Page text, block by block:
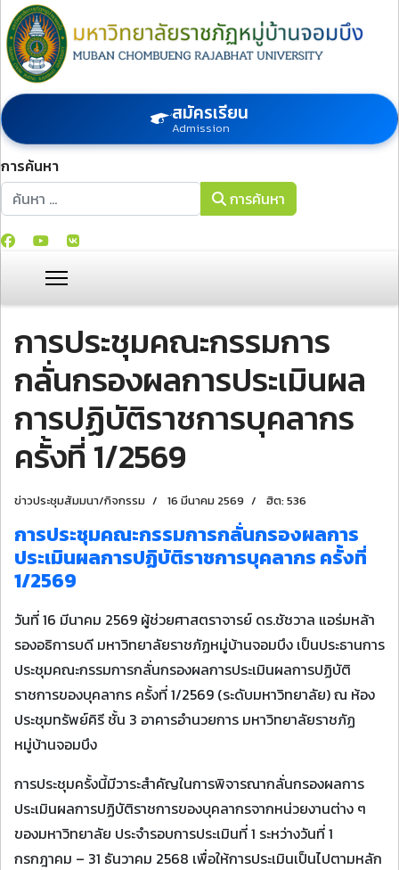
สมัครเรียน
Admission
การค้นหา
การค้นหา
การค้นหา
การประชุมคณะกรรมการ
กลั่นกรองผลการประเมินผล
การปฏิบัติราชการบุคลากร
ครั้งที่ 1/2569
ข่าวประชุมสัมมนา/กิจกรรม 16 มีนาคม 2569 ฮิต: 536
การประชุมคณะกรรมการกลั่นกรองผลการ
ประเมินผลการปฏิบัติราชการบุคลากร ครั้งที่
1/2569
วันที่ 16 มีนาคม 2569 ผู้ช่วยศาสตราจารย์ ดร.ชัชวาล แอร่มหล้า
รองอธิการบดี มหาวิทยาลัยราชภัฏหมู่บ้านจอมบึง เป็นประธานการ
ประชุมคณะกรรมการกลั่นกรองผลการประเมินผลการปฏิบัติ
ราชการของบุคลากร ครั้งที่ 1/2569 (ระดับมหาวิทยาลัย) ณ ห้อง
ประชุมทรัพย์คิรี ชั้น 3 อาคารอำนวยการ มหาวิทยาลัยราชภัฏ
หมู่บ้านจอมบึง
การประชุมครั้งนี้มีวาระสำคัญในการพิจารณากลั่นกรองผลการ
ประเมินผลการปฏิบัติราชการของบุคลากรจากหน่วยงานต่าง ๆ
ของมหาวิทยาลัย ประจำรอบการประเมินที่ 1 ระหว่างวันที่ 1
กรกฎาคม – 31 ธันวาคม 2568 เพื่อให้การประเมินเป็นไปตามหลัก